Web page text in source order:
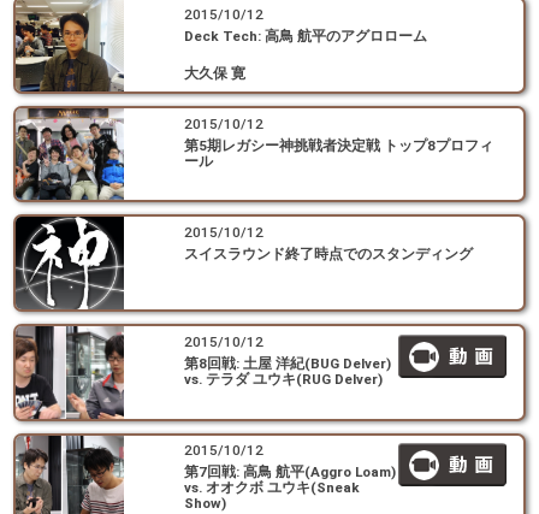
2015/10/12
Deck Tech: 高鳥 航平のアグロローム
大久保 寛
2015/10/12
第5期レガシー神挑戦者決定戦 トップ8プロフィ
ール
2015/10/12
スイスラウンド終了時点でのスタンディング
2015/10/12
第8回戦: 土屋 洋紀(BUG Delver)
vs. テラダ ユウキ(RUG Delver)
2015/10/12
第7回戦: 高鳥 航平(Aggro Loam)
vs. オオクボ ユウキ(Sneak
Show)